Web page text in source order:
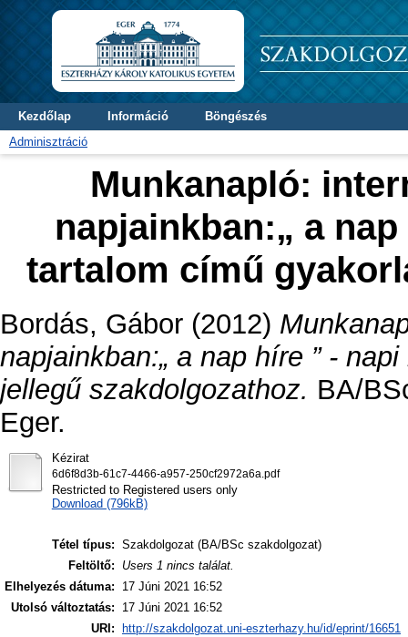
Kezdőlap Információ
Böngészés
Adminisztráció
Munkanapló:
napjainkban:„ a
tartalom című
Bordás, Gábor (2012)
napjainkban:„ a nap híre ” -
jellegű szakdolgozathoz. BA/
Eger.
Kézirat
6d6f8d3b-61c7-4466-a957-250cf2972a6a.pdf
Restricted to Registered users only
Download (796kB)
Tétel típus: Szakdolgozat (BA/BSc szakdolgozat)
Feltöltő:
Users 1 nincs találat.
Elhelyezés dátuma:
17 Júni 2021 16:52
Utolsó változtatás:
17 Júni 2021 16:52
URI:
http://szakdolgozat.uni-eszterhazy.hu/id/eprint/16651